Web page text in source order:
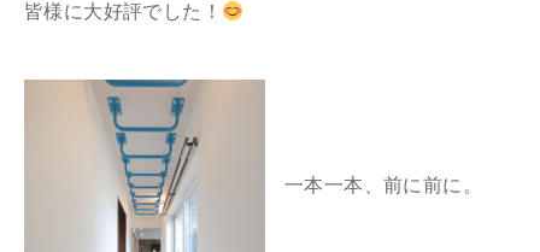
皆様に大好評でした！
一本一本、前に前に。